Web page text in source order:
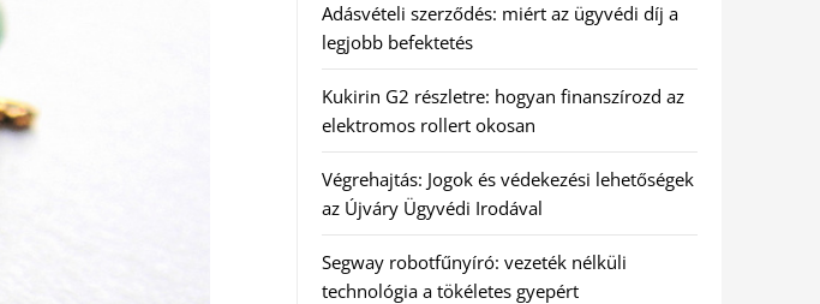
Adásvételi szerződés: miért az ügyvédi díj a
legjobb befektetés
Kukirin G2 részletre: hogyan finanszírozd az
elektromos rollert okosan
Végrehajtás: Jogok és védekezési lehetőségek
az Újváry Ügyvédi Irodával
Segway robotfűnyíró: vezeték nélküli
technológia a tökéletes gyepért